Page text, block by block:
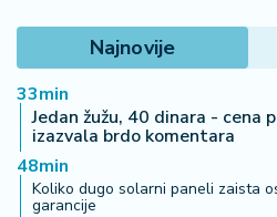
Najnovije
33min
Jedan žužu, 40 dinara - cena
izazvala brdo komentara
48min
Koliko dugo solarni paneli zaista
garancije